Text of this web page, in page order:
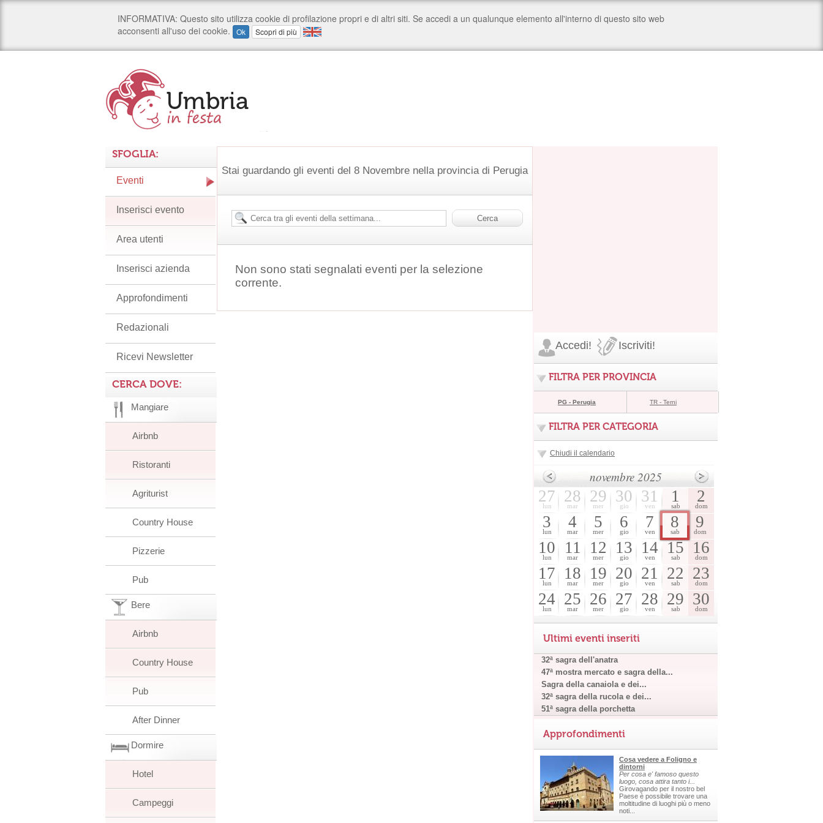
Stai guardando gli eventi del 8 Novembre nella provincia di Perugia
Non sono stati segnalati eventi per la selezione
corrente.
SFOGLIA:
Eventi
Inserisci evento
Area utenti
Inserisci azienda
Approfondimenti
Redazionali
Ricevi Newsletter
CERCA DOVE:
Mangiare
Airbnb
Ristoranti
Agriturist
Country House
Pizzerie
Pub
Bere
Airbnb
Country House
Pub
After Dinner
Dormire
Hotel
Campeggi
Accedi! Iscriviti!
FILTRA PER PROVINCIA
PG - Perugia TR - Terni
FILTRA PER CATEGORIA
Chiudi il calendario
novembre 2025
27
lun
28
mar
29
mer
30
gio
31
ven
1
sab
2
dom
3
lun
4
mar
5
mer
6
gio
7
ven
8
sab
9
dom
10
lun
11
mar
12
mer
13
gio
14
ven
15
sab
16
dom
17
lun
18
mar
19
mer
20
gio
21
ven
22
sab
23
dom
24
lun
25
mar
26
mer
27
gio
28
ven
29
sab
30
dom
Ultimi eventi inseriti
32ª sagra dell'anatra
47ª mostra mercato e sagra della...
Sagra della canaiola e dei...
32ª sagra della rucola e dei...
51ª sagra della porchetta
Approfondimenti
Cosa vedere a Foligno e
dintorni
Per cosa e' famoso questo
luogo, cosa attira tanto i...
Girovagando per il nostro bel
Paese è possibile trovare una
moltitudine di luoghi più o meno
noti...